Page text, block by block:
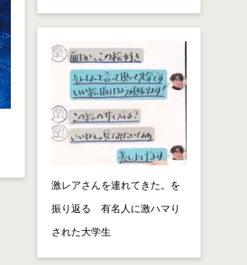
激レアさんを連れてきた。を
振り返る 有名人に激ハマり
された大学生